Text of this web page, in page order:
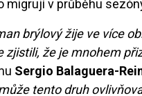
migrují v průběhu
brýlový žije ve více
zjistili, že je mnohem
Sergio Balaguera-
tento druh